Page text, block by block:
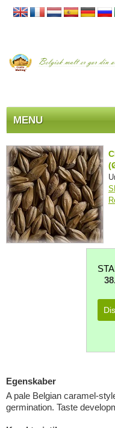
MENU
Egenskaber
A pale Belgian caramel-
germination. Taste